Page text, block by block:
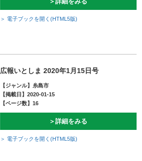
＞ 電子ブックを開く(HTML5版)
広報いとしま 2020年1月15日号
【ジャンル】糸島市
【掲載日】2020-01-15
【ページ数】16
＞詳細をみる
＞ 電子ブックを開く(HTML5版)